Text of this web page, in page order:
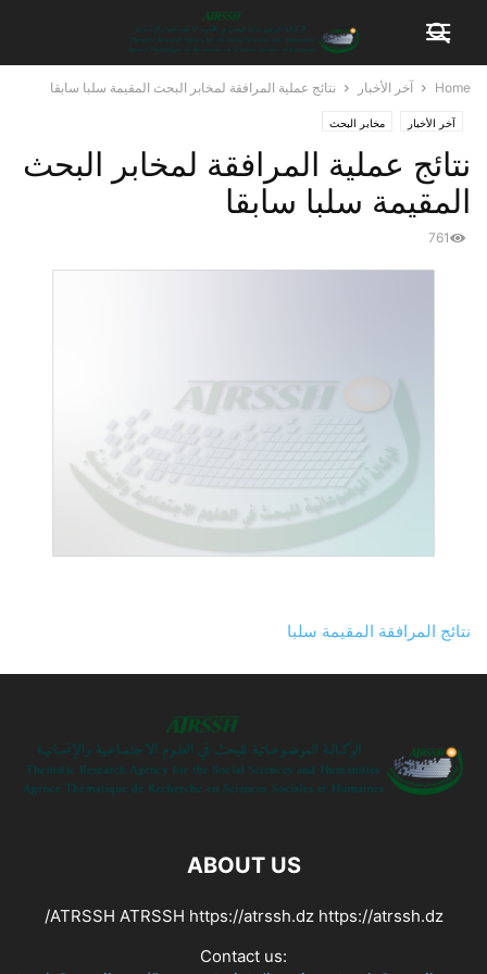
Home آخر الأخبار نتائج عملية المرافقة لمخابر البحث المقيمة سلبا سابقا
آخر الأخبار مخابر البحث
نتائج عملية المرافقة لمخابر البحث
المقيمة سلبا سابقا
761
نتائج المرافقة المقيمة سلبا
ABOUT US
ATRSSH ATRSSH https://atrssh.dz https://atrssh.dz/
Contact us: